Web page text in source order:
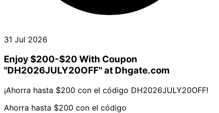
31 Jul 2026
Enjoy $200-$20 With Coupon
"DH2026JULY20OFF" at Dhgate.com
¡Ahorra hasta $200 con el código DH2026JULY20OFF!
Ahorra hasta $200 con el código